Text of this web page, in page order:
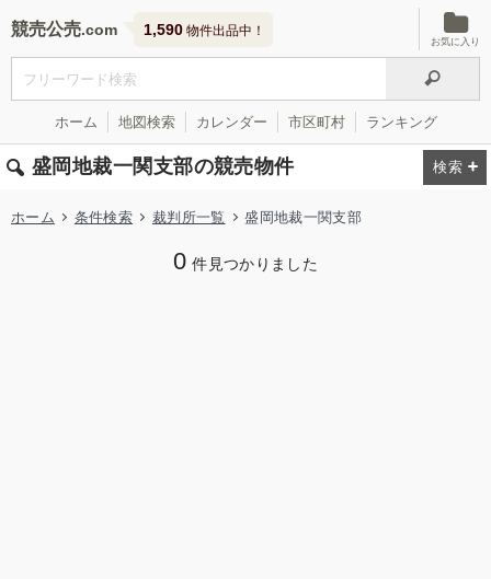
競売公売 1,590 物件出品中！
お気に入り
ホーム 地図検索 カレンダー 市区町村 ランキング
盛岡地裁一関支部の競売物件
ホーム 条件検索 裁判所一覧 盛岡地裁一関支部
0 件見つかりました